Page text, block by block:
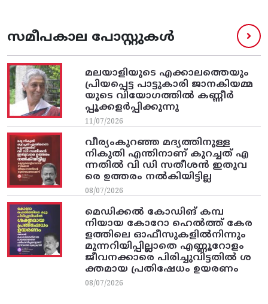
സമീപകാല പോസ്റ്റുകൾ
മലയാളിയുടെ എക്കാലത്തെയും
പ്രിയപ്പെട്ട പാട്ടുകാരി ജാനകിയമ്മ
യുടെ വിയോഗത്തിൽ കണ്ണീർ
പ്പൂക്കളർപ്പിക്കുന്നു
11/07/2026
വീര്യംകുറഞ്ഞ മദ്യത്തിനുള്ള
നികുതി എന്തിനാണ് കുറച്ചത് എ
ന്നതിൽ വി ഡി സതീശൻ ഇതുവ
രെ ഉത്തരം നൽകിയിട്ടില്ല
08/07/2026
മെഡിക്കൽ കോഡിങ് കമ്പ
നിയായ കോറോ ഹെൽത്ത് കേര
ളത്തിലെ ഓഫീസുകളിൽനിന്നും
മുന്നറിയിപ്പില്ലാതെ എണ്ണൂറോളം
ജീവനക്കാരെ പിരിച്ചുവിട്ടതിൽ‌ ശ
ക്തമായ പ്രതിഷേധം ഉയരണം
08/07/2026